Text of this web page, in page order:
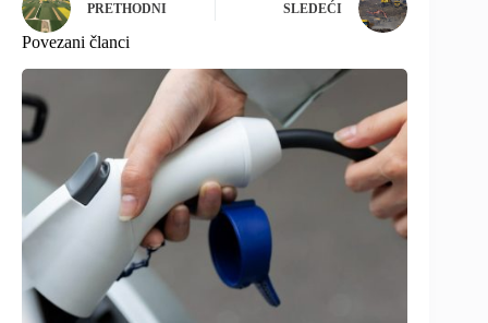
PRETHODNI SLEDEĆI
Povezani članci